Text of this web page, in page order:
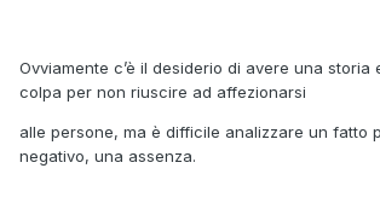
Ovviamente c’è il desiderio di avere una storia
colpa per non riuscire ad affezionarsi
alle persone, ma è difficile analizzare un fatto
negativo, una assenza.